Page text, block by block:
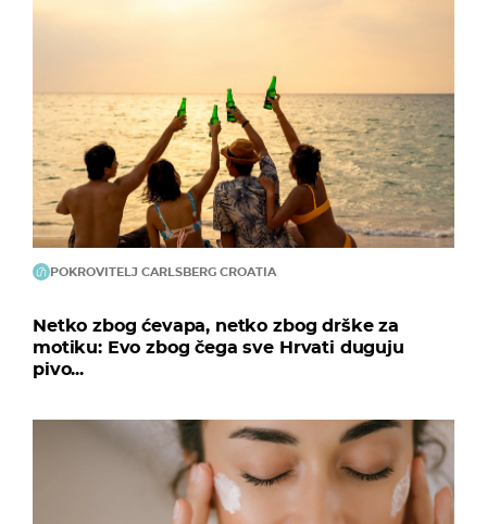
POKROVITELJ CARLSBERG CROATIA
Netko zbog ćevapa, netko zbog drške za
motiku: Evo zbog čega sve Hrvati duguju
pivo...